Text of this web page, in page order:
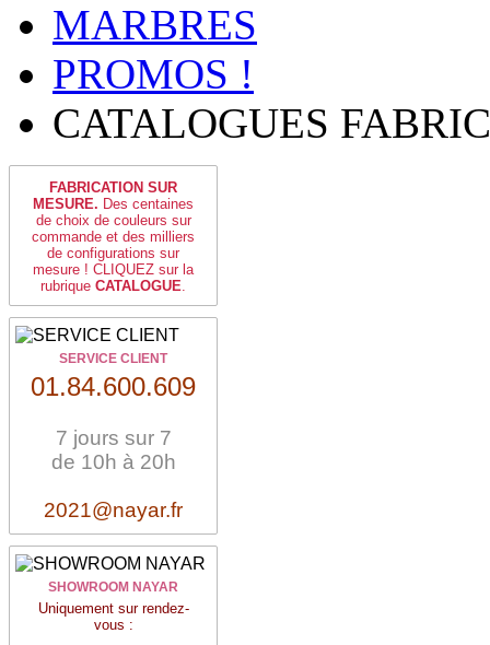
MARBRES
PROMOS !
CATALOGUES
FABRICATION SUR
MESURE. Des centaines
de choix de couleurs sur
commande et des milliers
de configurations sur
mesure ! CLIQUEZ sur la
rubrique CATALOGUE.
SERVICE CLIENT
01.84.600.609
7 jours sur 7
de 10h à 20h
2021@nayar.fr
SHOWROOM NAYAR
Uniquement sur rendez-
vous :